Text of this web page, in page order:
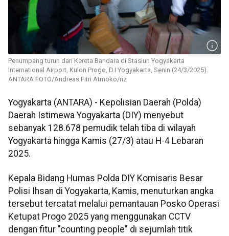
Penumpang turun dari Kereta Bandara di Stasiun Yogyakarta
International Airport, Kulon Progo, D.I Yogyakarta, Senin (24/3/2025).
ANTARA FOTO/Andreas Fitri Atmoko/nz
Yogyakarta (ANTARA) - Kepolisian Daerah (Polda)
Daerah Istimewa Yogyakarta (DIY) menyebut
sebanyak 128.678 pemudik telah tiba di wilayah
Yogyakarta hingga Kamis (27/3) atau H-4 Lebaran
2025.
Kepala Bidang Humas Polda DIY Komisaris Besar
Polisi Ihsan di Yogyakarta, Kamis, menuturkan angka
tersebut tercatat melalui pemantauan Posko Operasi
Ketupat Progo 2025 yang menggunakan CCTV
dengan fitur "counting people" di sejumlah titik